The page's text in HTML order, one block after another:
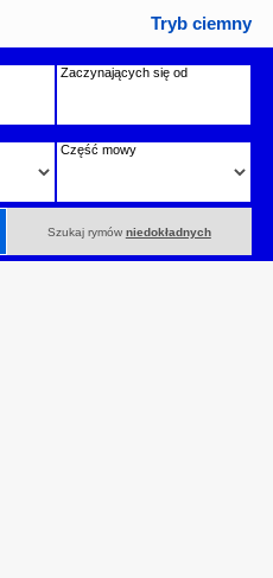
Tryb ciemny
Zaczynających się od
Część mowy
Szukaj rymów niedokładnych